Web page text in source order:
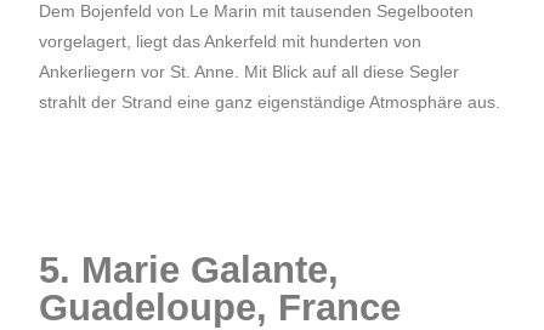
Dem Bojenfeld von Le Marin mit tausenden Segelbooten
vorgelagert, liegt das Ankerfeld mit hunderten von
Ankerliegern vor St. Anne. Mit Blick auf all diese Segler
strahlt der Strand eine ganz eigenständige Atmosphäre aus.
5. Marie Galante,
Guadeloupe, France